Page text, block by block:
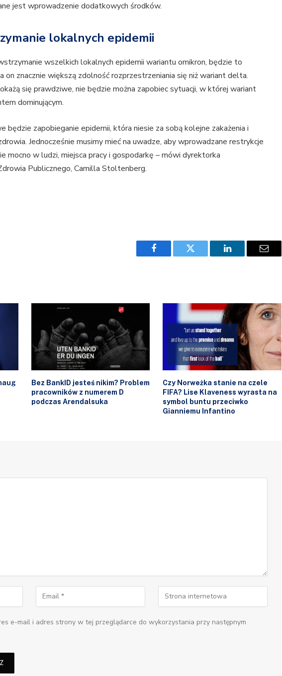
jest wprowadzenie dodatkowych środków.
lokalnych epidemii
wszelkich lokalnych epidemii wariantu omikron, będzie to
on znacznie większą zdolność rozprzestrzeniania się niż wariant delta.
się prawdziwe, nie będzie można zapobiec sytuacji, w której wariant
dominującym.
będzie zapobieganie epidemii, która niesie za sobą kolejne zakażenia i
Jednocześnie musimy mieć na uwadze, aby wprowadzane restrykcje
mocno w ludzi, miejsca pracy i gospodarkę – mówi dyrektorka
Publicznego, Camilla Stoltenberg.
Facebook Twitter LinkedIn Email
Bez BankID jesteś nikim? Problem
pracowników z numerem D
podczas Arendalsuka
Czy Norweżka stanie na czele
FIFA? Lise Klaveness wyrasta na
symbol buntu przeciwko
Gianniemu Infantino
e-mail i adres strony w tej przeglądarce do wykorzystania przy następnym